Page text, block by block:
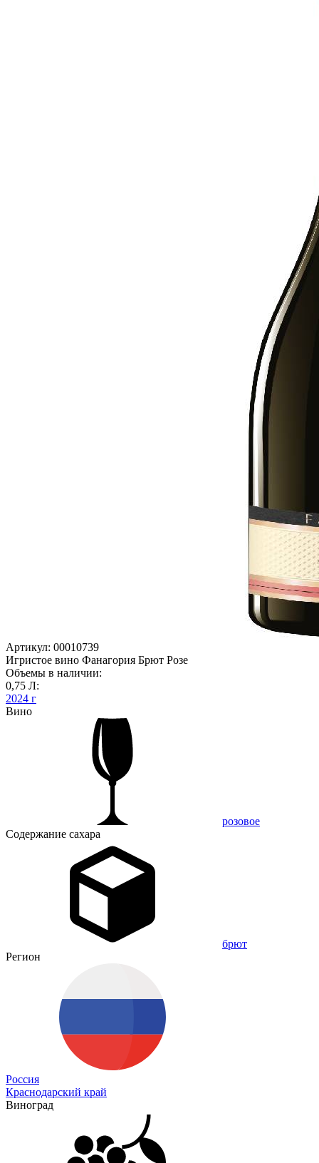
Артикул: 00010739
Игристое вино Фанагория Брют Розе
Объемы в наличии:
0,75 Л:
2024 г
Вино
розовое
Содержание сахара
брют
Регион
Россия
Краснодарский край
Виноград